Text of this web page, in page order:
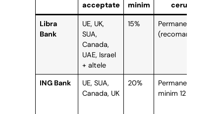
acceptate
minim
cerut
Libra
Bank
UE, UK,
SUA,
Canada,
UAE, Israel
+ altele
15%
Permanent
(recomandat)
ING Bank
UE, SUA,
Canada, UK
20%
Permanent,
minim 12 luni